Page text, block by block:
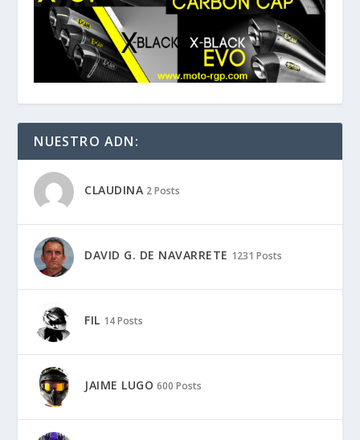
NUESTRO ADN:
CLAUDINA 2 Posts
DAVID G. DE NAVARRETE 1231 Posts
FIL 14 Posts
JAIME LUGO 600 Posts